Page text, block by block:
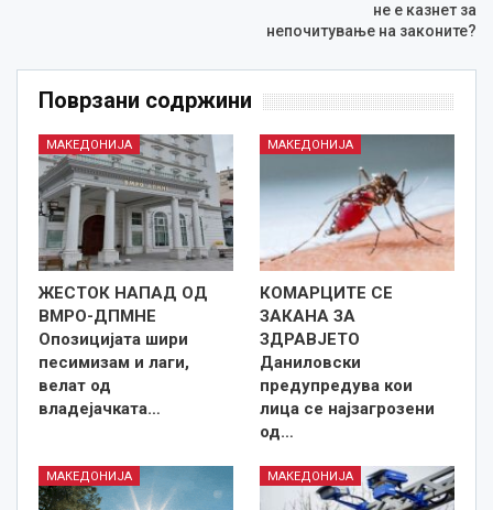
не е казнет за
непочитување на законите?
Поврзани содржини
МАКЕДОНИЈА
ЖЕСТОК НАПАД ОД
ВМРО-ДПМНЕ
Опозицијата шири
песимизам и лаги,
велат од
владејачката…
МАКЕДОНИЈА
КОМАРЦИТЕ СЕ
ЗАКАНА ЗА
ЗДРАВЈЕТО
Даниловски
предупредува кои
лица се најзагрозени
од…
МАКЕДОНИЈА МАКЕДОНИЈА